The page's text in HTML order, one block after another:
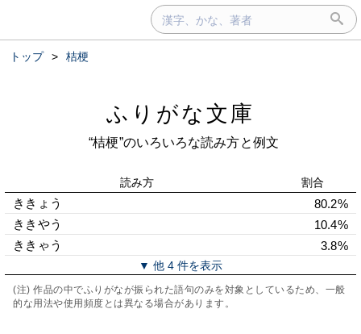
トップ > 桔梗
ふりがな文庫
“桔梗”のいろいろな読み方と例文
読み方 割合
ききょう
80.2%
ききやう
10.4%
ききゃう
3.8%
▼ 他 4 件を表示
(注) 作品の中でふりがなが振られた語句のみを対象としているため、一般
的な用法や使用頻度とは異なる場合があります。